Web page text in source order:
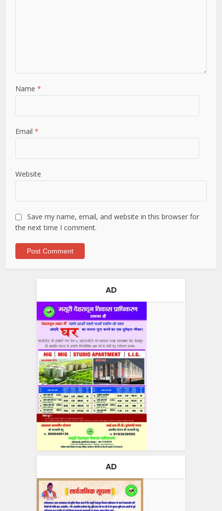
Name*
Email*
Website
Save my name, email, and website in this browser for
the next time I comment.
AD
AD